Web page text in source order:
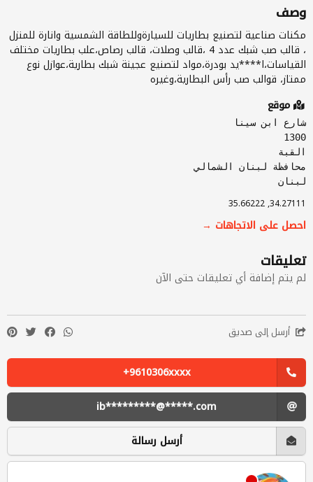
وصف
مكنات صناعية لتصنيع بطاريات للسيارةوللطاقة الشمسية وانارة للمنزل
، قالب صب شبك عدد 4 ،قالب وصلات، قالب رصاص،علب بطاريات مختلف
القياسات،ا****يد بودرة،مواد لتصنيع عجينة شبك بطارية،عوازل نوع
ممتاز، قوالب صب رأس البطارية،وغيره
موقع
شارع ابن سينا
1300
القبة
محافظة لبنان الشمالي
لبنان
34.27111, 35.66222
احصل على الاتجاهات →
تعليقات
لم يتم إضافة أي تعليقات حتى الآن
أرسل إلى صديق
+9610306xxxx
ib*********@*****.com
أرسل رسالة